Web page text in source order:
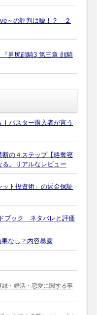
～の評判は嘘！？ ２
『男尻顔騎3 第三章 顔騎
バスター購入者が言う
の４ステップ【略奪寝
。リアルなレビュー
ット投資術」の返金保証
ブック ネタバレと評価
果なし？内容暴露
縁・婚活・恋愛に関する事